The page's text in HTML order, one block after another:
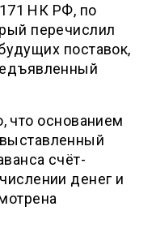
НК РФ, по
перечислил
поставок,
что основанием
счёт-
денег и